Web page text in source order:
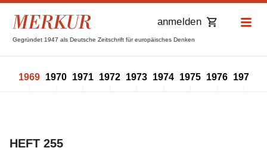
Gegründet 1947 als Deutsche Zeitschrift für europäisches Denken
anmelden
1969 1970 1971 1972 1973 1974 1975 1976 1977
HEFT 255